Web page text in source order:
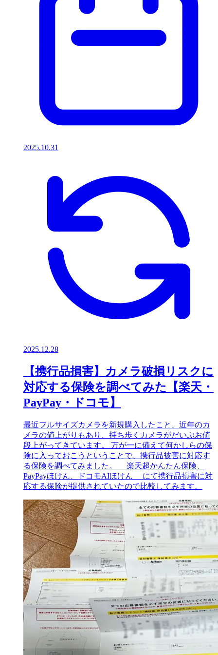
2025.10.31
2025.12.28
【携行品損害】カメラ破損リスクに
対応する保険を調べてみた【楽天・
PayPay・ドコモ】
最近フルサイズカメラを新規購入したこと、近年のカ
メラの値上がりもあり、持ち歩くカメラがだいぶお値
段上がってきています。 万が一に備えて何かしらの保
険に入っておこうということで、携行品被害に対応す
る保険を調べてみました。 __楽天超かんたん保険、
PayPayほけん、ドコモAIほけん__ にて携行品損害に対
応する保険が提供されていたので比較してみます。